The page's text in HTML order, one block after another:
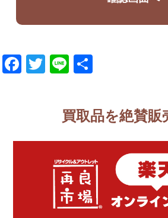
Facebook
Twitter
Line
買取品を絶賛販